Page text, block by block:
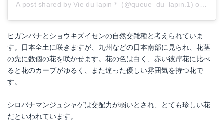
A post shared by Vie du lapin＊ (@queue_du_lapin.1) on
ヒガンバナとショウキズイセンの自然交雑種と考えられていま
す。日本全土に咲きますが、九州などの日本南部に見られ、花茎
の先に数個の花を咲かせます。花の色は白く、赤い彼岸花に比べ
ると花のカーブがゆるく、また違った優しい雰囲気を持つ花で
す。
シロバナマンジュシャゲは交配力が弱いとされ、とても珍しい花
だといわれています。